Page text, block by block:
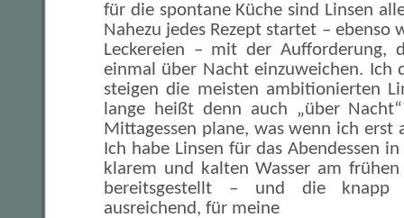
für die spontane Küche sind Linsen
Nahezu jedes Rezept startet – ebenso
Leckereien – mit der Aufforderung,
einmal über Nacht einzuweichen. Ich
steigen die meisten ambitionierten
lange heißt denn auch „über
Mittagessen plane, was wenn ich erst
Ich habe Linsen für das Abendessen
klarem und kalten Wasser am
bereitsgestellt – und die knapp
ausreichend, für meine